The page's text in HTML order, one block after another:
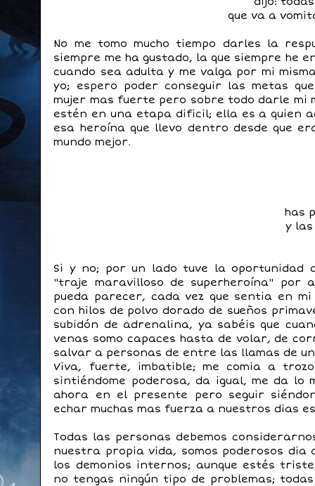
que va a
No me tomo mucho tiempo darles la
siempre me ha gustado, la que siempre he
cuando sea adulta y me valga por mi
yo; espero poder conseguir las metas
mujer mas fuerte pero sobre todo darle mi
estén en una etapa dificil; ella es a quien
esa heroína que llevo dentro desde que
mundo mejor.
has
y
Si y no; por un lado tuve la oportunidad
"traje maravilloso de superheroína" por
pueda parecer, cada vez que sentia en
con hilos de polvo dorado de sueños
subidón de adrenalina, ya sabéis que
venas somo capaces hasta de volar, de
salvar a personas de entre las llamas de
Viva, fuerte, imbatible; me comia a
sintiéndome poderosa, da igual, me da lo
ahora en el presente pero seguir
echar muchas mas fuerza a nuestros dias
Todas las personas debemos
nuestra propia vida, somos poderosos dia
los demonios internos; aunque estés
no tengas ningún tipo de problemas;